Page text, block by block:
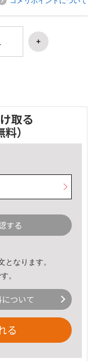
取る
料）
する
となります。
。
ついて
る